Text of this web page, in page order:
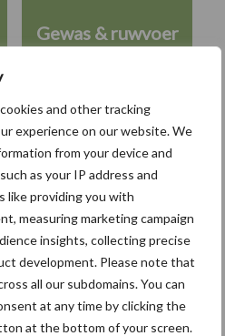
and other tracking
experience on our website. We
from your device and
as your IP address and
like providing you with
measuring marketing campaign
insights, collecting precise
development. Please note that
all our subdomains. You can
at any time by clicking the
at the bottom of your screen.
Partner nieuws
van schijven
Gewas & ruwvoer
meer